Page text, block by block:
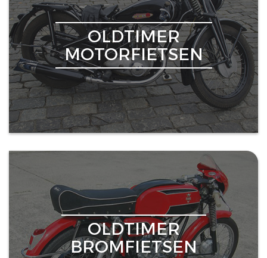
OLDTIMER
MOTORFIETSEN
OLDTIMER
BROMFIETSEN